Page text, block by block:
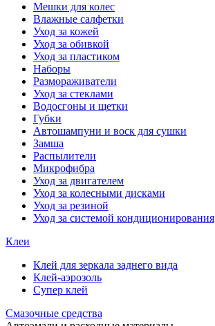
Мешки для колес
Влажные салфетки
Уход за кожей
Уход за обивкой
Уход за пластиком
Наборы
Размораживатели
Уход за стеклами
Водосгоны и щетки
Губки
Автошампуни и воск для сушки
Замша
Распылители
Микрофибра
Уход за двигателем
Уход за колесными дисками
Уход за резиной
Уход за системой кондиционирования
Клеи
Клей для зеркала заднего вида
Клей-аэрозоль
Супер клей
Смазочные средства